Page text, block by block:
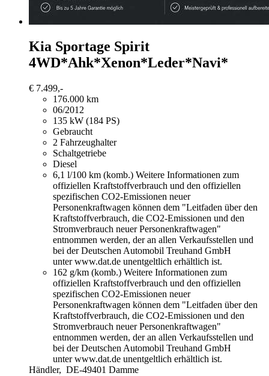
Kia Sportage Spirit
4WD*Ahk*Xenon*Leder*Navi*
€ 7.499,-
176.000 km
06/2012
135 kW (184 PS)
Gebraucht
2 Fahrzeughalter
Schaltgetriebe
Diesel
6,1 l/100 km (komb.) Weitere Informationen zum
offiziellen Kraftstoffverbrauch und den offiziellen
spezifischen CO2-Emissionen neuer
Personenkraftwagen können dem "Leitfaden über den
Kraftstoffverbrauch, die CO2-Emissionen und den
Stromverbrauch neuer Personenkraftwagen"
entnommen werden, der an allen Verkaufsstellen und
bei der Deutschen Automobil Treuhand GmbH
unter www.dat.de unentgeltlich erhältlich ist.
162 g/km (komb.) Weitere Informationen zum
offiziellen Kraftstoffverbrauch und den offiziellen
spezifischen CO2-Emissionen neuer
Personenkraftwagen können dem "Leitfaden über den
Kraftstoffverbrauch, die CO2-Emissionen und den
Stromverbrauch neuer Personenkraftwagen"
entnommen werden, der an allen Verkaufsstellen und
bei der Deutschen Automobil Treuhand GmbH
unter www.dat.de unentgeltlich erhältlich ist.
Händler, DE-49401 Damme